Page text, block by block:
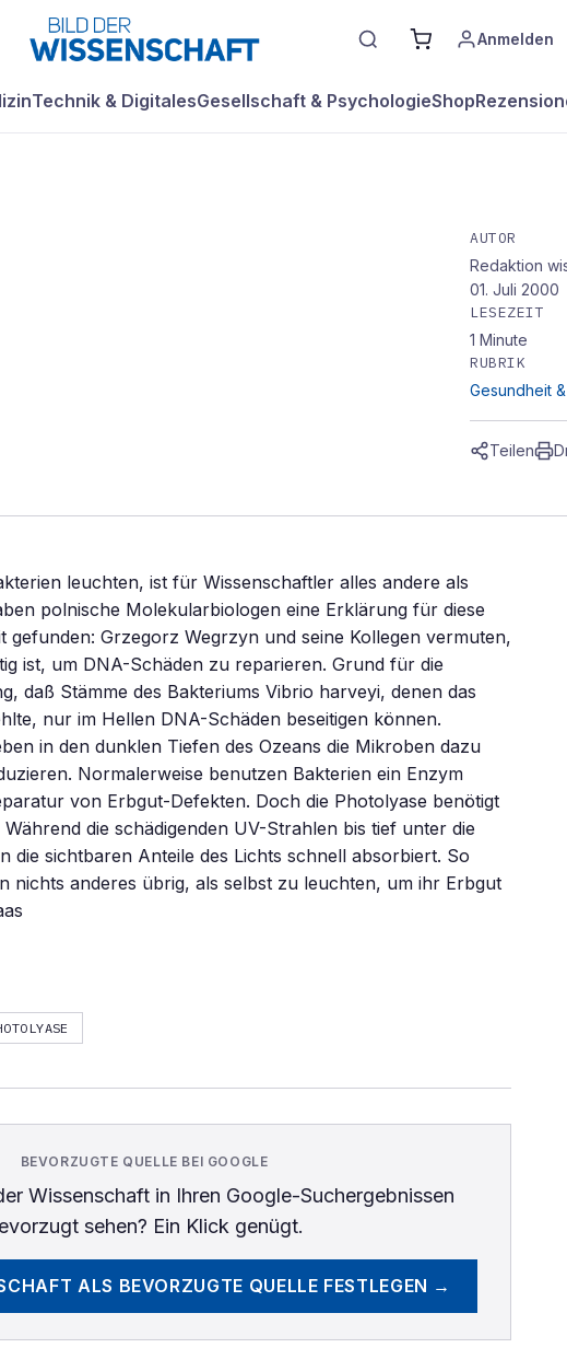
Anmelden
Technik & DigitalesGesellschaft & PsychologieShop
AUTOR
Redaktion
01. Juli 2000
LESEZEIT
1 Minute
RUBRIK
Gesundheit
Teilen
leuchten, ist für Wissenschaftler alles andere als
polnische Molekularbiologen eine Erklärung für diese
gefunden: Grzegorz Wegrzyn und seine Kollegen vermuten,
ist, um DNA-Schäden zu reparieren. Grund für die
daß Stämme des Bakteriums Vibrio harveyi, denen das
nur im Hellen DNA-Schäden beseitigen können.
in den dunklen Tiefen des Ozeans die Mikroben dazu
Normalerweise benutzen Bakterien ein Enzym
von Erbgut-Defekten. Doch die Photolyase benötigt
die schädigenden UV-Strahlen bis tief unter die
die sichtbaren Anteile des Lichts schnell absorbiert. So
nichts anderes übrig, als selbst zu leuchten, um ihr Erbgut
BEVORZUGTE QUELLE BEI GOOGLE
Wissenschaftin Ihren Google-Suchergebnissen
sehen? Ein Klick genügt.
ALS BEVORZUGTE QUELLE FESTLEGEN →